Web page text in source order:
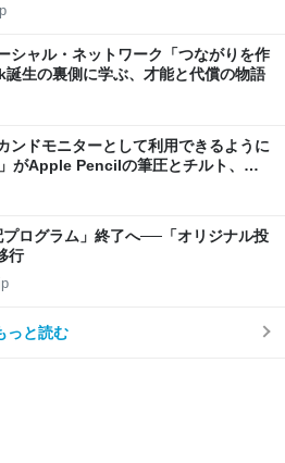
シャル・ネットワーク「つながりを作
生の裏側に学ぶ、才能と代償の物語
ンドモニターとして利用できるように
がApple Pencilの筆圧とチルト、ホ
ログラム」終了へ──「オリジナル投
行
っと読む